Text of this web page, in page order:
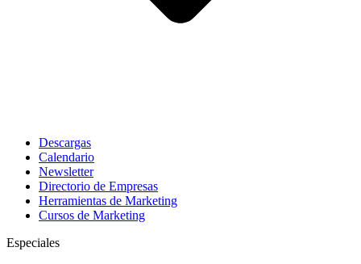
Descargas
Calendario
Newsletter
Directorio de Empresas
Herramientas de Marketing
Cursos de Marketing
Especiales